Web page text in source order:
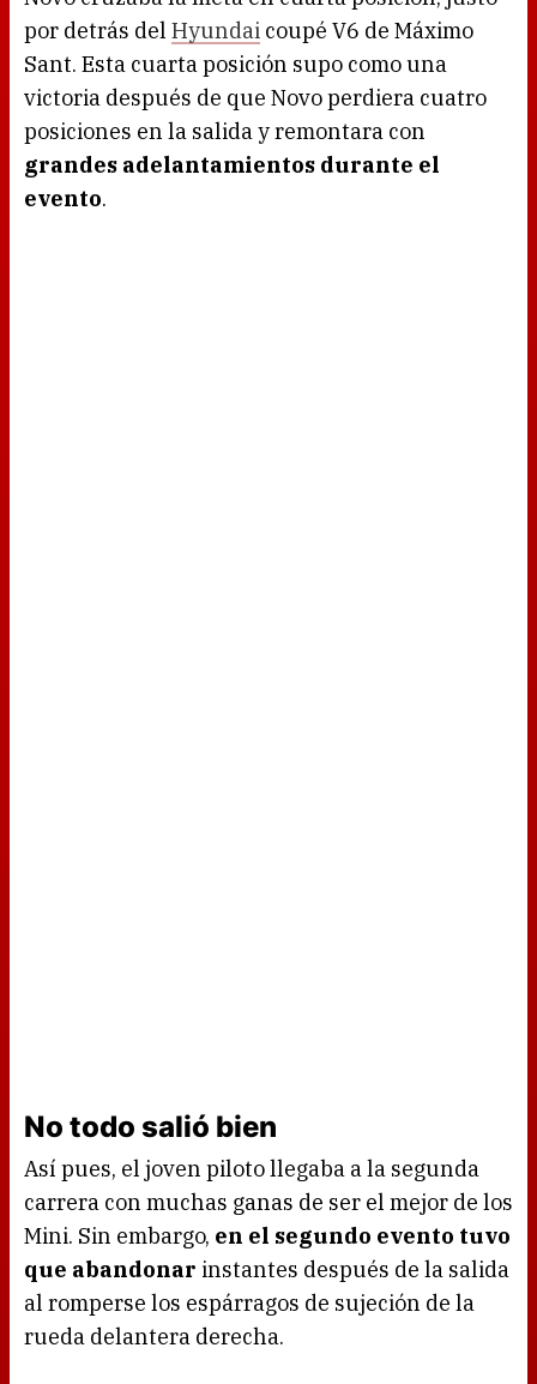
por detrás del Hyundai coupé V6 de Máximo
Sant. Esta cuarta posición supo como una
victoria después de que Novo perdiera cuatro
posiciones en la salida y remontara con
grandes adelantamientos durante el
evento.
No todo salió bien
Así pues, el joven piloto llegaba a la segunda
carrera con muchas ganas de ser el mejor de los
Mini. Sin embargo, en el segundo evento tuvo
que abandonar instantes después de la salida
al romperse los espárragos de sujeción de la
rueda delantera derecha.